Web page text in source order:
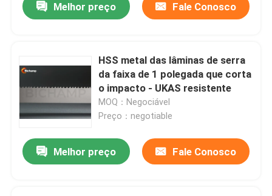
Melhor preço Fale Conosco
HSS metal das lâminas de serra
da faixa de 1 polegada que corta
o impacto - UKAS resistente
MOQ：Negociável
Preço：negotiable
Melhor preço Fale Conosco